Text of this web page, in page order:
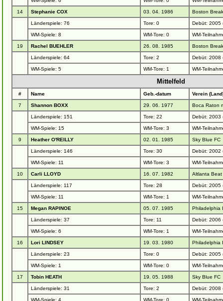
14 Stephanie COX 03. 04. 1986 Boston
Länderspiele: 76 Tore: 0 Debüt: 2005
WM-Spiele: 8 WM-Tore: 0 WM-
19 Rachel BUEHLER 26. 08. 1985 Boston
Länderspiele: 64 Tore: 2 Debüt: 2008
WM-Spiele: 5 WM-Tore: 1 WM-
Mittelfeld
# Name Geb.-datum Verein
7 Shannon BOXX 29. 06. 1977 Boca Raton
Länderspiele: 151 Tore: 22 Debüt: 2003
WM-Spiele: 15 WM-Tore: 3 WM-
9 Heather O'REILLY 02. 01. 1985 Sky Blue FC
Länderspiele: 146 Tore: 30 Debüt: 2002
WM-Spiele: 11 WM-Tore: 3 WM-
10 Carli LLOYD 16. 07. 1982 Altlanta Beat
Länderspiele: 117 Tore: 28 Debüt: 2005
WM-Spiele: 11 WM-Tore: 1 WM-
15 Megan RAPINOE 05. 07. 1985 Philadelphia
Länderspiele: 37 Tore: 11 Debüt: 2006
WM-Spiele: 6 WM-Tore: 1 WM-
16 Lori LINDSEY 19. 03. 1980 Philadelphia
Länderspiele: 23 Tore: 0 Debüt: 2005
WM-Spiele: 1 WM-Tore: 0 WM-
17 Tobin HEATH 19. 05. 1988 Sky Blue FC
Länderspiele: 31 Tore: 2 Debüt: 2008
WM-Spiele: 4 WM-Tore: 0 WM-